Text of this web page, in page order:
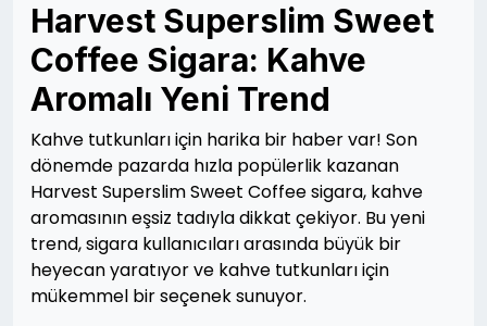
Harvest Superslim Sweet
Coffee Sigara: Kahve
Aromalı Yeni Trend
Kahve tutkunları için harika bir haber var! Son
dönemde pazarda hızla popülerlik kazanan
Harvest Superslim Sweet Coffee sigara, kahve
aromasının eşsiz tadıyla dikkat çekiyor. Bu yeni
trend, sigara kullanıcıları arasında büyük bir
heyecan yaratıyor ve kahve tutkunları için
mükemmel bir seçenek sunuyor.